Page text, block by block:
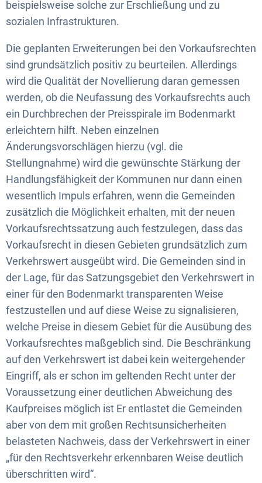
beispielsweise solche zur Erschließung und zu
sozialen Infrastrukturen.
Die geplanten Erweiterungen bei den Vorkaufsrechten
sind grundsätzlich positiv zu beurteilen. Allerdings
wird die Qualität der Novellierung daran gemessen
werden, ob die Neufassung des Vorkaufsrechts auch
ein Durchbrechen der Preisspirale im Bodenmarkt
erleichtern hilft. Neben einzelnen
Änderungsvorschlägen hierzu (vgl. die
Stellungnahme) wird die gewünschte Stärkung der
Handlungsfähigkeit der Kommunen nur dann einen
wesentlich Impuls erfahren, wenn die Gemeinden
zusätzlich die Möglichkeit erhalten, mit der neuen
Vorkaufsrechtssatzung auch festzulegen, dass das
Vorkaufsrecht in diesen Gebieten grundsätzlich zum
Verkehrswert ausgeübt wird. Die Gemeinden sind in
der Lage, für das Satzungsgebiet den Verkehrswert in
einer für den Bodenmarkt transparenten Weise
festzustellen und auf diese Weise zu signalisieren,
welche Preise in diesem Gebiet für die Ausübung des
Vorkaufsrechtes maßgeblich sind. Die Beschränkung
auf den Verkehrswert ist dabei kein weitergehender
Eingriff, als er schon im geltenden Recht unter der
Voraussetzung einer deutlichen Abweichung des
Kaufpreises möglich ist Er entlastet die Gemeinden
aber von dem mit großen Rechtsunsicherheiten
belasteten Nachweis, dass der Verkehrswert in einer
„für den Rechtsverkehr erkennbaren Weise deutlich
überschritten wird“.